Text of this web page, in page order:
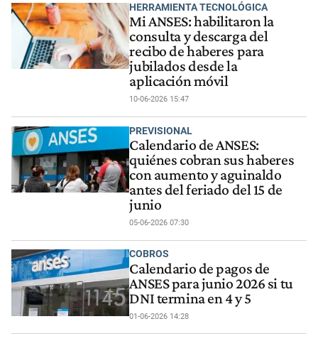
HERRAMIENTA TECNOLÓGICA
Mi ANSES: habilitaron la
consulta y descarga del
recibo de haberes para
jubilados desde la
aplicación móvil
10-06-2026 15:47
PREVISIONAL
Calendario de ANSES:
quiénes cobran sus haberes
con aumento y aguinaldo
antes del feriado del 15 de
junio
05-06-2026 07:30
COBROS
Calendario de pagos de
ANSES para junio 2026 si tu
DNI termina en 4 y 5
01-06-2026 14:28